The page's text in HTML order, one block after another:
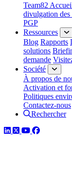
Team82
divulgation
PGP
Ressources
Blog Rapports
solutions
demande
Société
À propos de
Activation et
Politiques
Contactez-nous
Rechercher
LinkedIn
TwitterYouTube
Facebook